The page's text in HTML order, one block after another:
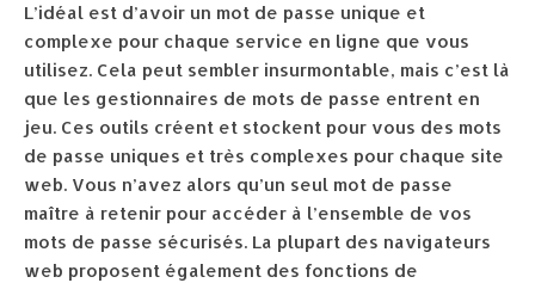
L’idéal est d’avoir un mot de passe unique et
complexe pour chaque service en ligne que vous
utilisez. Cela peut sembler insurmontable, mais c’est là
que les gestionnaires de mots de passe entrent en
jeu. Ces outils créent et stockent pour vous des mots
de passe uniques et très complexes pour chaque site
web. Vous n’avez alors qu’un seul mot de passe
maître à retenir pour accéder à l’ensemble de vos
mots de passe sécurisés. La plupart des navigateurs
web proposent également des fonctions de